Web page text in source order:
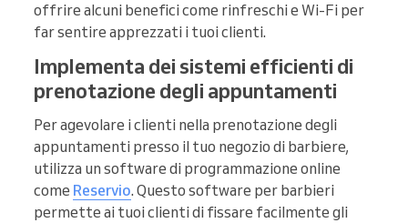
offrire alcuni benefici come rinfreschi e Wi-Fi per
far sentire apprezzati i tuoi clienti.
Implementa dei sistemi efficienti di
prenotazione degli appuntamenti
Per agevolare i clienti nella prenotazione degli
appuntamenti presso il tuo negozio di barbiere,
utilizza un software di programmazione online
come Reservio. Questo software per barbieri
permette ai tuoi clienti di fissare facilmente gli